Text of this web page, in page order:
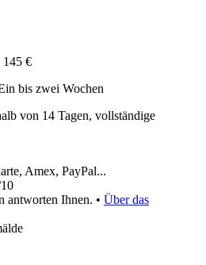
145 €
bis zwei Wochen
von 14 Tagen, vollständige
Amex, PayPal...
antworten Ihnen. • Über das